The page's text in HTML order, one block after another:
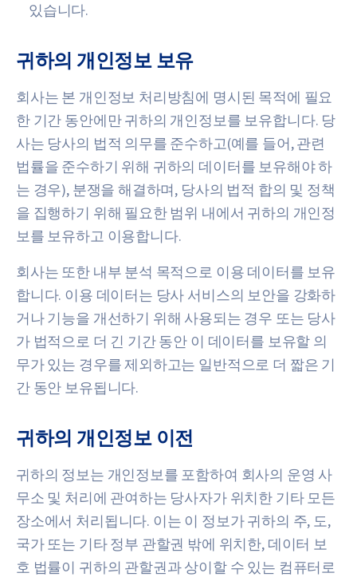
있습니다.
귀하의 개인정보 보유
회사는 본 개인정보 처리방침에 명시된 목적에 필요
한 기간 동안에만 귀하의 개인정보를 보유합니다. 당
사는 당사의 법적 의무를 준수하고(예를 들어, 관련
법률을 준수하기 위해 귀하의 데이터를 보유해야 하
는 경우), 분쟁을 해결하며, 당사의 법적 합의 및 정책
을 집행하기 위해 필요한 범위 내에서 귀하의 개인정
보를 보유하고 이용합니다.
회사는 또한 내부 분석 목적으로 이용 데이터를 보유
합니다. 이용 데이터는 당사 서비스의 보안을 강화하
거나 기능을 개선하기 위해 사용되는 경우 또는 당사
가 법적으로 더 긴 기간 동안 이 데이터를 보유할 의
무가 있는 경우를 제외하고는 일반적으로 더 짧은 기
간 동안 보유됩니다.
귀하의 개인정보 이전
귀하의 정보는 개인정보를 포함하여 회사의 운영 사
무소 및 처리에 관여하는 당사자가 위치한 기타 모든
장소에서 처리됩니다. 이는 이 정보가 귀하의 주, 도,
국가 또는 기타 정부 관할권 밖에 위치한, 데이터 보
호 법률이 귀하의 관할권과 상이할 수 있는 컴퓨터로